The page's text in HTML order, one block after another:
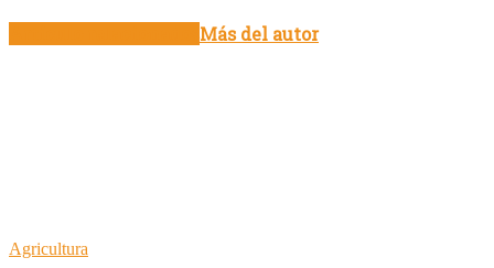
Más del autor
Agricultura